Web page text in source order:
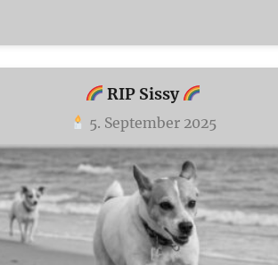
RIP Sissy
5. September 2025